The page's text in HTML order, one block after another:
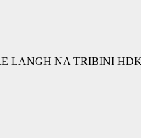
LANGH NA TRIBINI